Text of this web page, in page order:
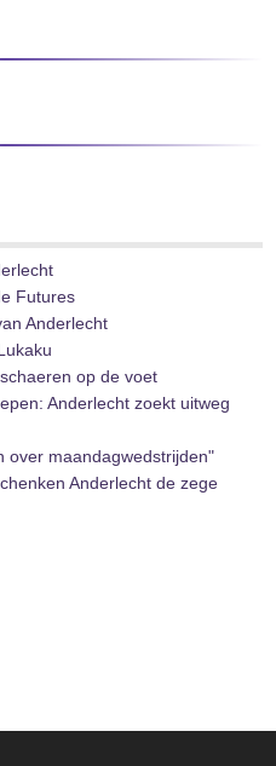
Futures
Anderlecht
op de voet
Anderlecht zoekt uitweg
over maandagwedstrijden"
Anderlecht de zege